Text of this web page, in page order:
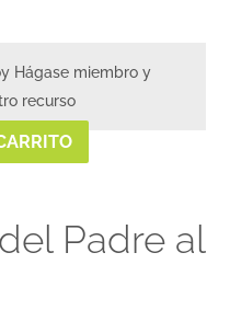
Hágase miembro y
recurso
Padre al